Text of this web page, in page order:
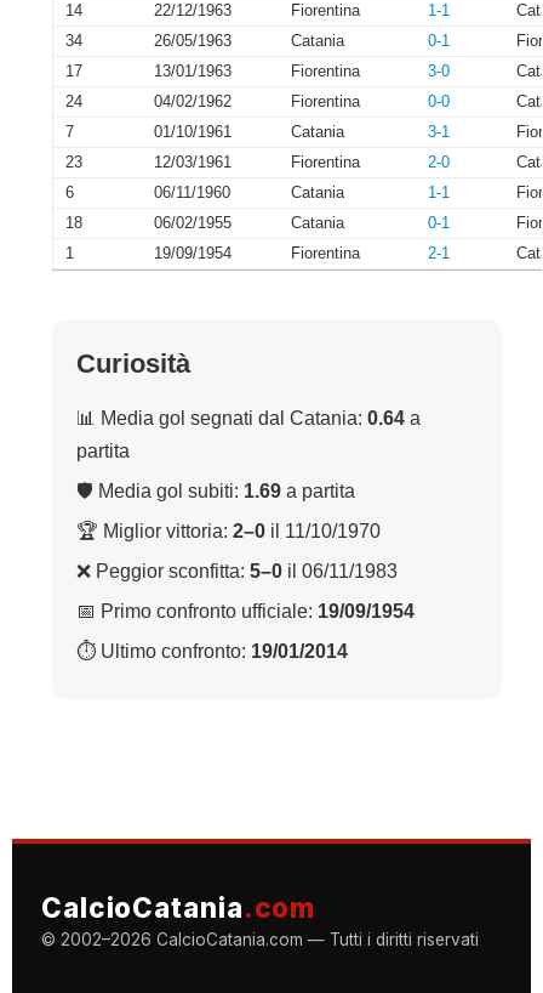
14
22/12/1963 Fiorentina 1-1
34
26/05/1963 Catania 0-1
17
13/01/1963 Fiorentina 3-0
24
04/02/1962 Fiorentina 0-0
7
01/10/1961 Catania 3-1
23
12/03/1961 Fiorentina 2-0
6
06/11/1960 Catania 1-1
18
06/02/1955 Catania 0-1
1
19/09/1954 Fiorentina 2-1
Curiosità
📊 Media gol segnati dal Catania: 0.64 a
partita
🛡 Media gol subiti: 1.69 a partita
🏆 Miglior vittoria: 2–0 il 11/10/1970
❌ Peggior sconfitta: 5–0 il 06/11/1983
📅 Primo confronto ufficiale: 19/09/1954
⏱ Ultimo confronto: 19/01/2014
CalcioCatania.com
© 2002–2026 CalcioCatania.com — Tutti i diritti riservati